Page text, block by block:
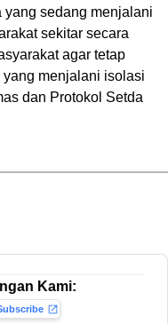
yang sedang menjalani
sekitar secara
agar tetap
menjalani isolasi
dan Protokol Setda
Kami: